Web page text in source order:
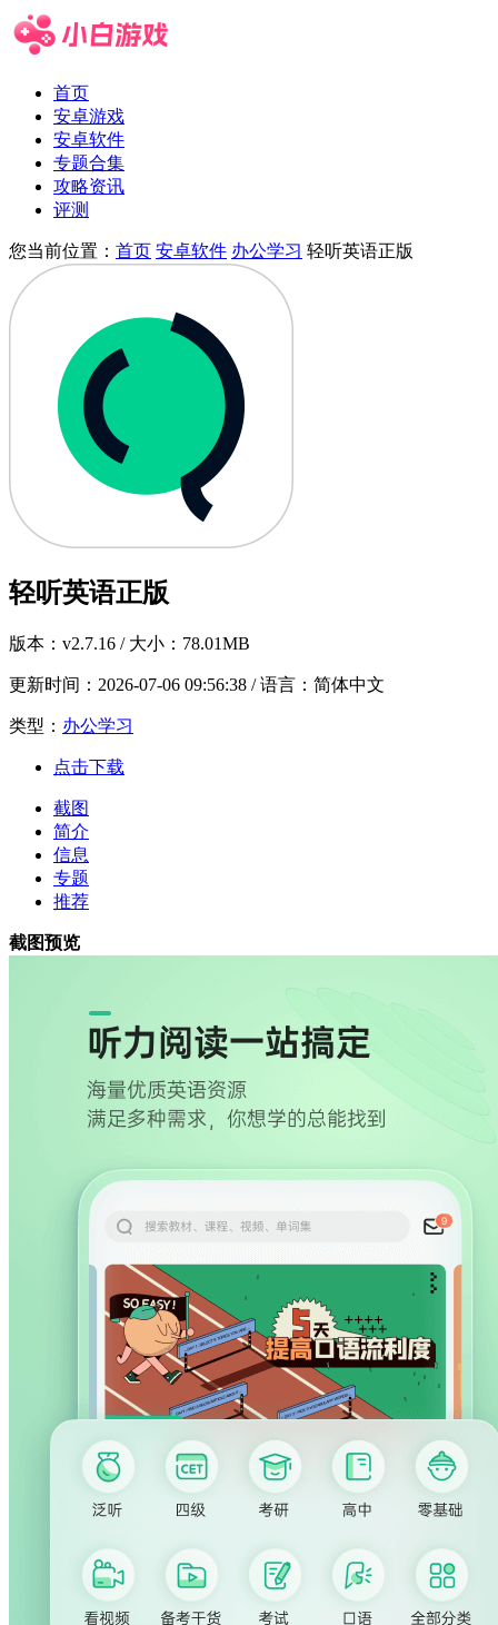
首页
安卓游戏
安卓软件
专题合集
攻略资讯
评测
您当前位置： 首页 安卓软件 办公学习 轻听英语正版
轻听英语正版
版本： v2.7.16 / 大小：78.01MB
更新时间： 2026-07-06 09:56:38 / 语言：简体中文
类型： 办公学习
点击下载
截图
简介
信息
专题
推荐
截图预览